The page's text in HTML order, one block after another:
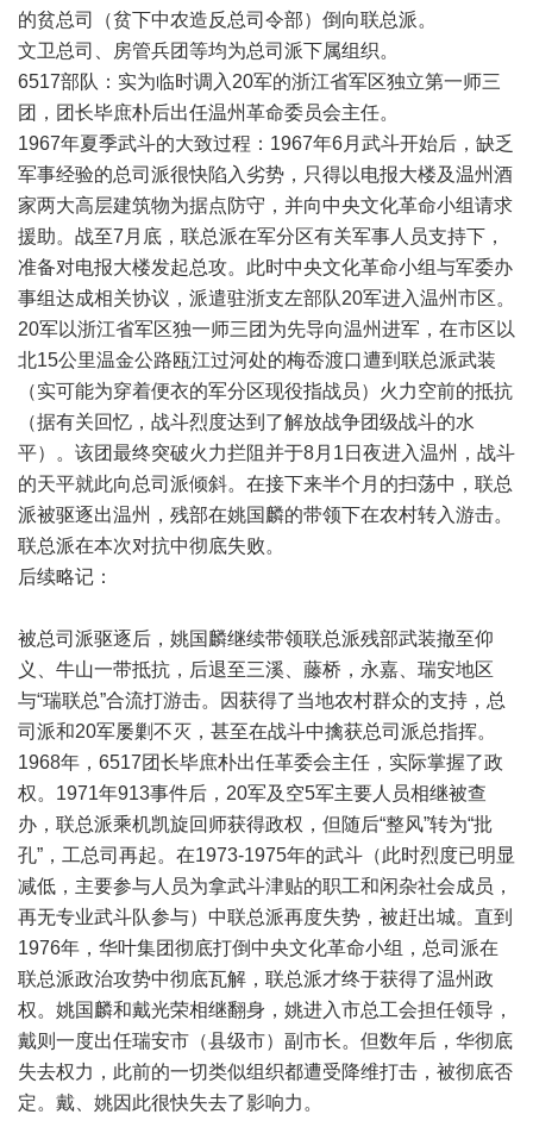
的贫总司（贫下中农造反总司令部）倒向联总派。
文卫总司、房管兵团等均为总司派下属组织。
6517部队：实为临时调入20军的浙江省军区独立第一师三
团，团长毕庶朴后出任温州革命委员会主任。
1967年夏季武斗的大致过程：1967年6月武斗开始后，缺乏
军事经验的总司派很快陷入劣势，只得以电报大楼及温州酒
家两大高层建筑物为据点防守，并向中央文化革命小组请求
援助。战至7月底，联总派在军分区有关军事人员支持下，
准备对电报大楼发起总攻。此时中央文化革命小组与军委办
事组达成相关协议，派遣驻浙支左部队20军进入温州市区。
20军以浙江省军区独一师三团为先导向温州进军，在市区以
北15公里温金公路瓯江过河处的梅岙渡口遭到联总派武装
（实可能为穿着便衣的军分区现役指战员）火力空前的抵抗
（据有关回忆，战斗烈度达到了解放战争团级战斗的水
平）。该团最终突破火力拦阻并于8月1日夜进入温州，战斗
的天平就此向总司派倾斜。在接下来半个月的扫荡中，联总
派被驱逐出温州，残部在姚国麟的带领下在农村转入游击。
联总派在本次对抗中彻底失败。
后续略记：
被总司派驱逐后，姚国麟继续带领联总派残部武装撤至仰
义、牛山一带抵抗，后退至三溪、藤桥，永嘉、瑞安地区
与“瑞联总”合流打游击。因获得了当地农村群众的支持，总
司派和20军屡剿不灭，甚至在战斗中擒获总司派总指挥。
1968年，6517团长毕庶朴出任革委会主任，实际掌握了政
权。1971年913事件后，20军及空5军主要人员相继被查
办，联总派乘机凯旋回师获得政权，但随后“整风”转为“批
孔”，工总司再起。在1973-1975年的武斗（此时烈度已明显
减低，主要参与人员为拿武斗津贴的职工和闲杂社会成员，
再无专业武斗队参与）中联总派再度失势，被赶出城。直到
1976年，华叶集团彻底打倒中央文化革命小组，总司派在
联总派政治攻势中彻底瓦解，联总派才终于获得了温州政
权。姚国麟和戴光荣相继翻身，姚进入市总工会担任领导，
戴则一度出任瑞安市（县级市）副市长。但数年后，华彻底
失去权力，此前的一切类似组织都遭受降维打击，被彻底否
定。戴、姚因此很快失去了影响力。